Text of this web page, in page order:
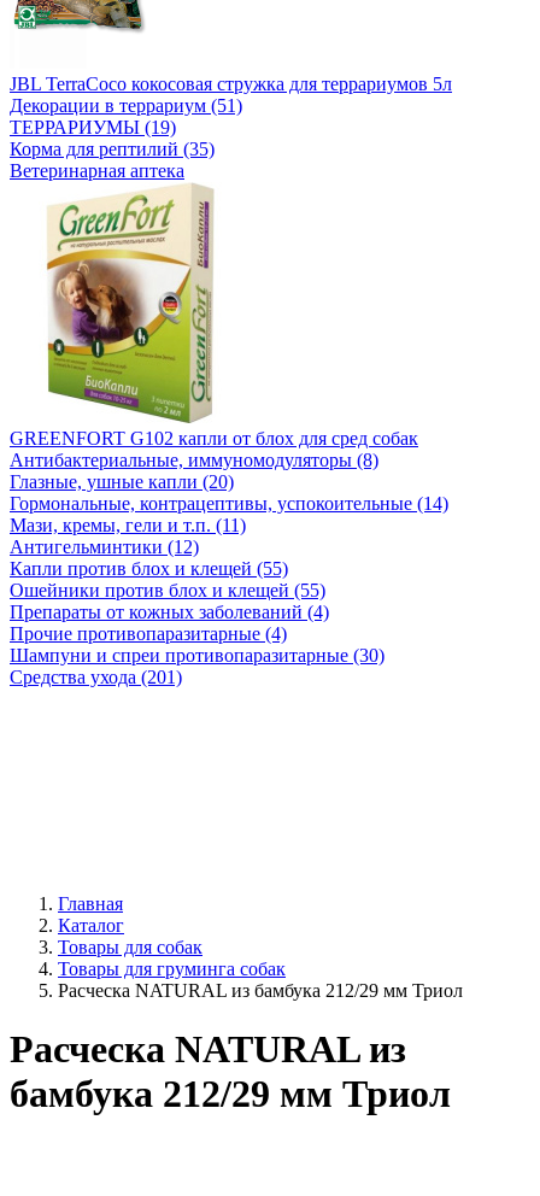
JBL TerraCoco кокосовая стружка для террариумов 5л
Декорации в террариум (51)
ТЕРРАРИУМЫ (19)
Корма для рептилий (35)
Ветеринарная аптека
GREENFORT G102 капли от блох для сред собак
Антибактериальные, иммуномодуляторы (8)
Глазные, ушные капли (20)
Гормональные, контрацептивы, успокоительные (14)
Мази, кремы, гели и т.п. (11)
Антигельминтики (12)
Капли против блох и клещей (55)
Ошейники против блох и клещей (55)
Препараты от кожных заболеваний (4)
Прочие противопаразитарные (4)
Шампуни и спреи противопаразитарные (30)
Средства ухода (201)
Главная
Каталог
Товары для собак
Товары для груминга собак
Расческа NATURAL из бамбука 212/29 мм Триол
Расческа NATURAL из
бамбука 212/29 мм Триол